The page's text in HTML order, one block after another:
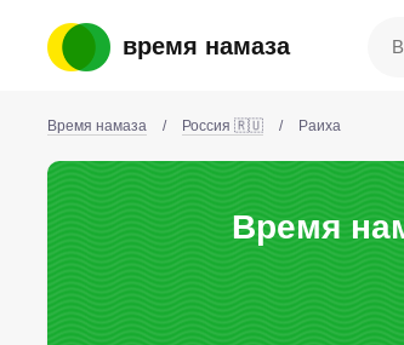
время намаза
Время намаза / Россия 🇷🇺 / Раиха
Время